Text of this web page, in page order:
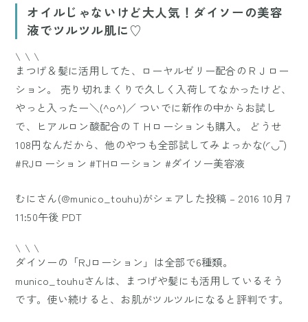
オイルじゃないけど大人気！ダイソーの美容
液でツルツル肌に♡
\ \ \
まつげ＆髪に活用してた、ローヤルゼリー配合のＲＪロー
ション。 売り切れまくりで久しく入荷してなかったけど、
やっと入ったー＼(^o^)／ ついでに新作の中からお試し
で、ヒアルロン酸配合のＴＨローションも購入。 どうせ
108円なんだから、他のやつも全部試してみよっかな(◜◡‾)
#RJローション #THローション #ダイソー美容液
むにさん(@munico_touhu)がシェアした投稿 – 2016 10月 7
11:50午後 PDT
\ \ \
ダイソーの「RJローション」は全部で6種類。
munico_touhuさんは、まつげや髪にも活用しているそう
です。使い続けると、お肌がツルツルになると評判です。